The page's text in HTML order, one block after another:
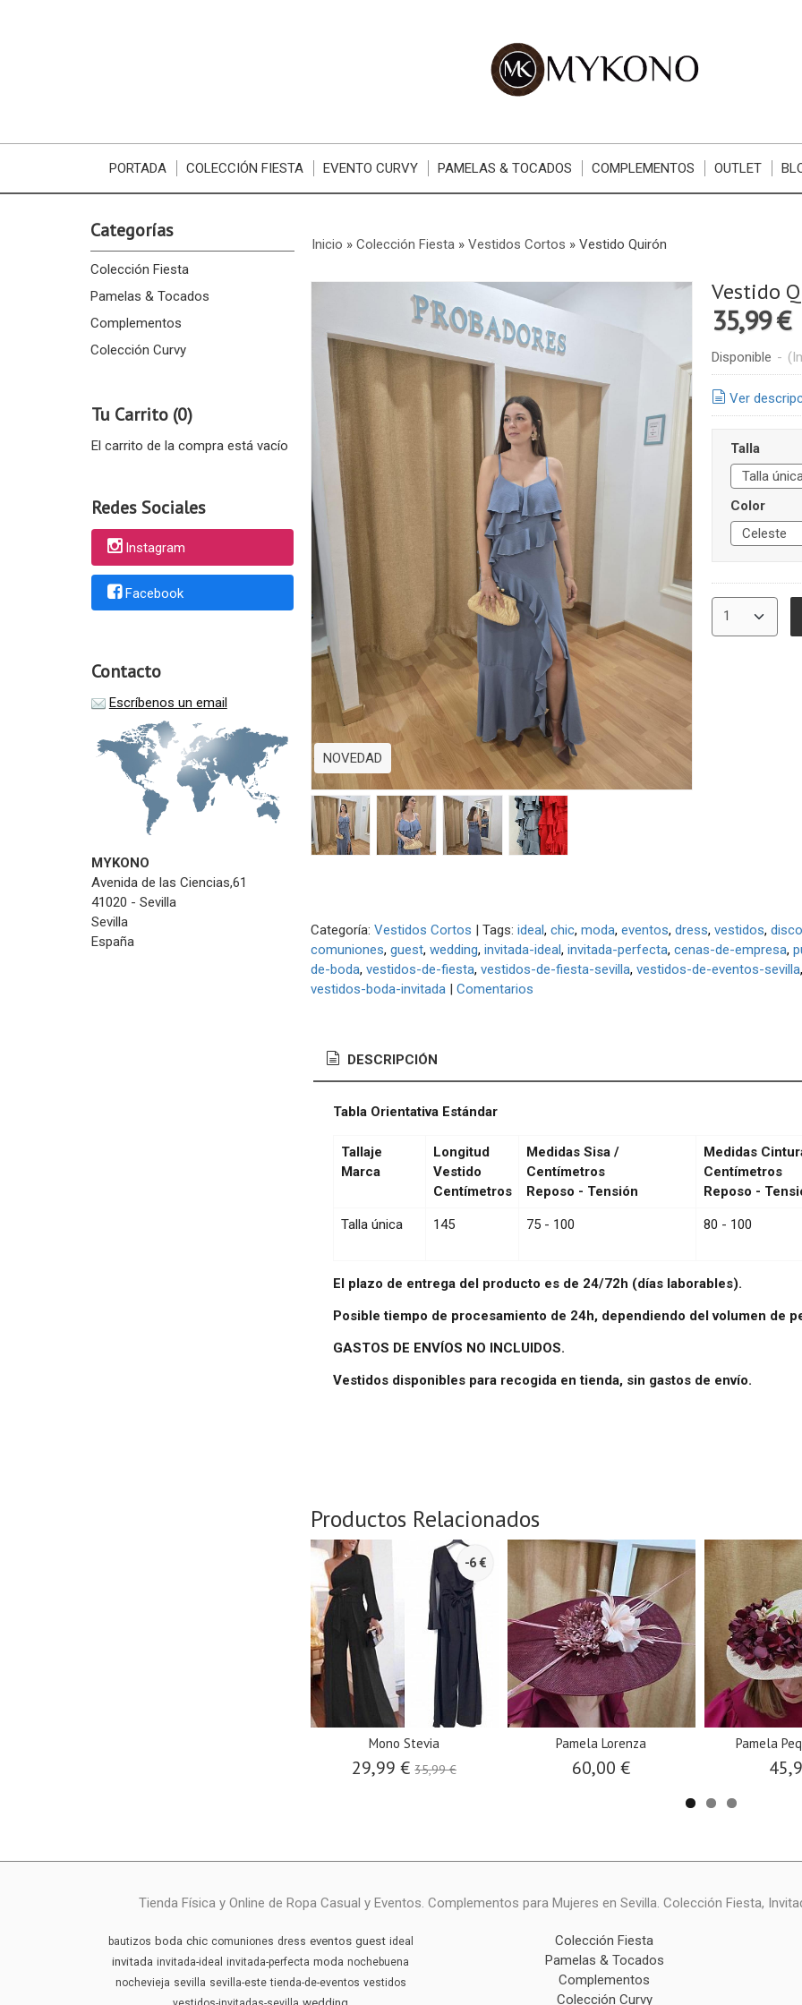
PORTADA COLECCIÓN FIESTA EVENTO CURVY PAMELAS & TOCADOS COMPLEMENTOS OUTLET
Categorías
Colección Fiesta
Pamelas & Tocados
Complementos
Colección Curvy
Tu Carrito (0)
El carrito de la compra está vacío
Redes Sociales
Instagram
Facebook
Contacto
Escríbenos un email
MYKONO
Avenida de las Ciencias,61
41020 - Sevilla
Sevilla
España
Inicio » Colección Fiesta» Vestidos Cortos » Vestido Quirón
NOVEDAD
Vestido
35,99 €
Disponible -
Ver
Talla
Color
Categoría: Vestidos Cortos | Tags: ideal chic moda eventos dress vestidos disco
comuniones guest wedding invitada-ideal invitada-perfecta cenas-de-empresa
de-boda vestidos-de-fiesta vestidos-de-fiesta-sevilla vestidos-de-eventos-sevilla
vestidos-boda-invitada | Comentarios
DESCRIPCIÓN
Tabla Orientativa Estándar
Tallaje
Marca
Longitud
Vestido
Centímetros
Medidas Sisa /
Centímetros
Reposo - Tensión
Medidas
Centímetros
Reposo -
Talla única 145 75 - 100 80 - 100
El plazo de entrega del producto es de 24/72h (días laborables).
Posible tiempo de procesamiento de 24h, dependiendo del volumen de
GASTOS DE ENVÍOS NO INCLUIDOS.
Vestidos disponibles para recogida en tienda, sin gastos de envío.
Productos Relacionados
-6 €
Mono Stevia
29,99 €35,99 €
Pamela Lorenza
60,00 €
Pamela
Tienda Física y Online de Ropa Casual y Eventos. Complementos para Mujeres en Sevilla. Colección Fiesta,
bautizos boda chic comuniones dress eventos guest ideal
invitada invitada-ideal invitada-perfecta moda nochebuena
nochevieja sevilla sevilla-este tienda-de-eventos vestidos
Colección Fiesta
Pamelas & Tocados
Complementos
Colección Curvy